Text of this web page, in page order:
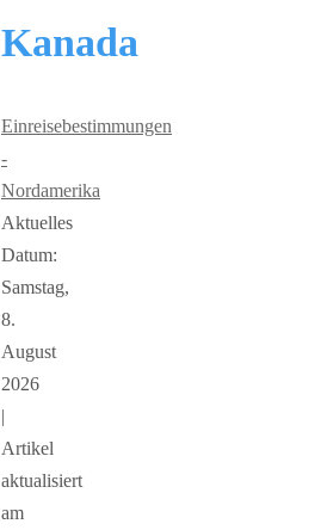
Kanada
Einreisebestimmungen
-
Nordamerika
Aktuelles
Datum:
Samstag,
8.
August
2026
|
Artikel
aktualisiert
am